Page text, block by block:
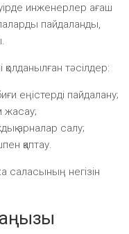
инженерлер ағаш
пайдаланды,
тәсілдер:
еңістерді пайдалану;
жасау;
арналар салу;
қаптау.
саласының негізін